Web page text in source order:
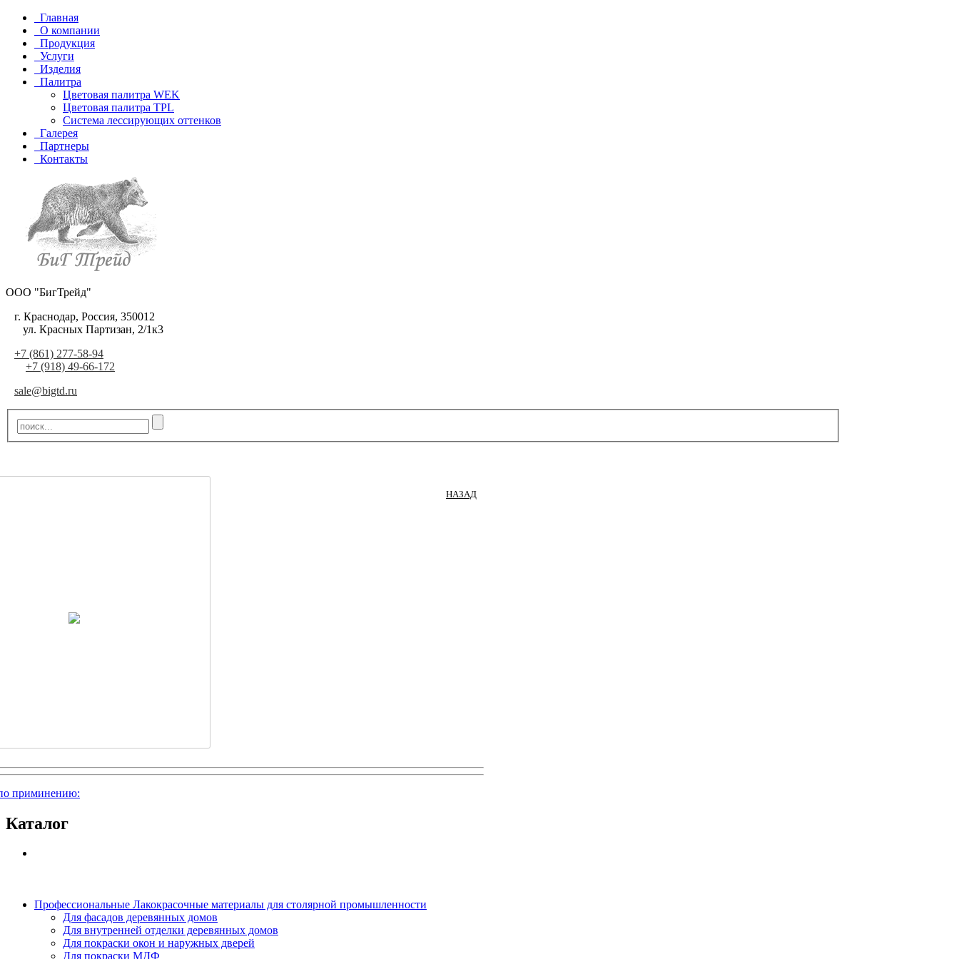
Главная
О компании
Продукция
Услуги
Изделия
Палитра
Цветовая палитра WEK
Цветовая палитра TPL
Система лессирующих оттенков
Галерея
Партнеры
Контакты
ООО "БигТрейд"
г. Краснодар, Россия, 350012
ул. Красных Партизан, 2/1к3
+7 (861) 277-58-94
+7 (918) 49-66-172
sale@bigtd.ru
НАЗАД
приминению:
Каталог
Профессиональные Лакокрасочные материалы для столярной промышленности
Для фасадов деревянных домов
Для внутренней отделки деревянных домов
Для покраски окон и наружных дверей
Для покраски МДФ